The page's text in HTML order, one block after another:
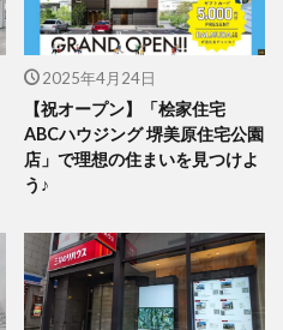
2025年4月24日
【祝オープン】「桧家住宅
ABCハウジング 堺美原住宅公園
店」で理想の住まいを見つけよ
う♪